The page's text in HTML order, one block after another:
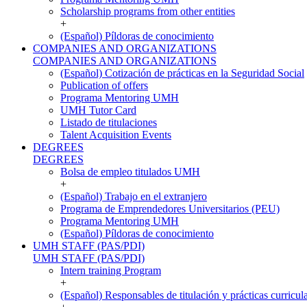
Scholarship programs from other entities
+
(Español) Píldoras de conocimiento
COMPANIES AND ORGANIZATIONS
COMPANIES AND ORGANIZATIONS
(Español) Cotización de prácticas en la Seguridad Social
Publication of offers
Programa Mentoring UMH
UMH Tutor Card
Listado de titulaciones
Talent Acquisition Events
DEGREES
DEGREES
Bolsa de empleo titulados UMH
+
(Español) Trabajo en el extranjero
Programa de Emprendedores Universitarios (PEU)
Programa Mentoring UMH
(Español) Píldoras de conocimiento
UMH STAFF (PAS/PDI)
UMH STAFF (PAS/PDI)
Intern training Program
+
(Español) Responsables de titulación y prácticas